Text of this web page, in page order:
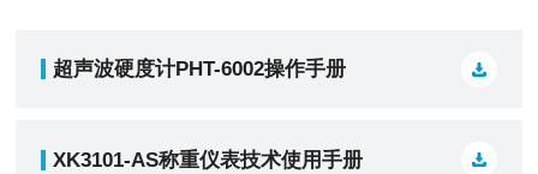
超声波硬度计PHT-6002操作手册
XK3101-AS称重仪表技术使用手册